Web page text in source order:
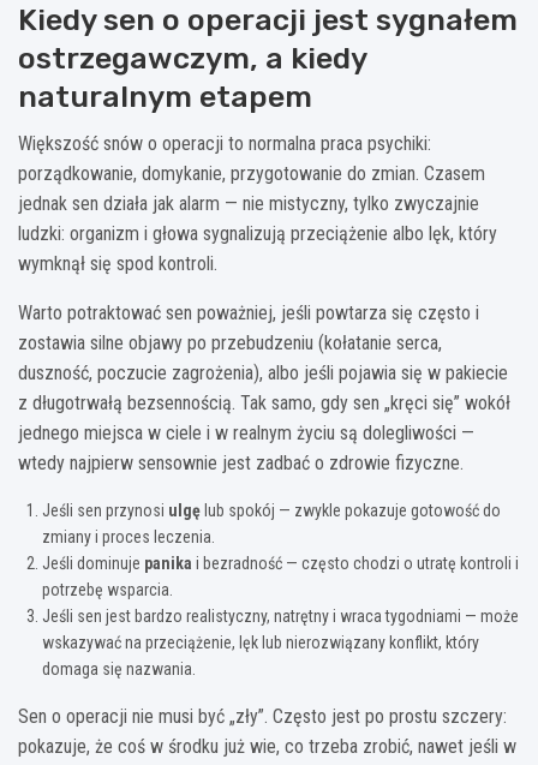
Kiedy sen o operacji jest sygnałem
ostrzegawczym, a kiedy
naturalnym etapem
Większość snów o operacji to normalna praca psychiki:
porządkowanie, domykanie, przygotowanie do zmian. Czasem
jednak sen działa jak alarm — nie mistyczny, tylko zwyczajnie
ludzki: organizm i głowa sygnalizują przeciążenie albo lęk, który
wymknął się spod kontroli.
Warto potraktować sen poważniej, jeśli powtarza się często i
zostawia silne objawy po przebudzeniu (kołatanie serca,
duszność, poczucie zagrożenia), albo jeśli pojawia się w pakiecie
z długotrwałą bezsennością. Tak samo, gdy sen „kręci się” wokół
jednego miejsca w ciele i w realnym życiu są dolegliwości —
wtedy najpierw sensownie jest zadbać o zdrowie fizyczne.
Jeśli sen przynosi ulgę lub spokój — zwykle pokazuje gotowość do
zmiany i proces leczenia.
Jeśli dominuje panika i bezradność — często chodzi o utratę kontroli i
potrzebę wsparcia.
Jeśli sen jest bardzo realistyczny, natrętny i wraca tygodniami — może
wskazywać na przeciążenie, lęk lub nierozwiązany konflikt, który
domaga się nazwania.
Sen o operacji nie musi być „zły”. Często jest po prostu szczery:
pokazuje, że coś w środku już wie, co trzeba zrobić, nawet jeśli w